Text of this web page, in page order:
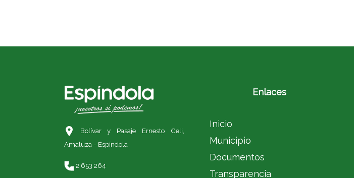
Bolívar y Pasaje Ernesto Celi,
Amaluza - Espíndola
2 653 264
Enlaces
Inicio
Municipio
Documentos
Transparencia